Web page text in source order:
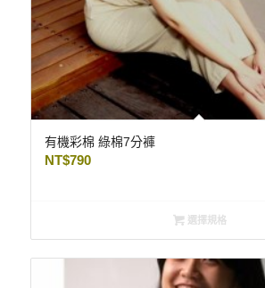
有機彩棉 綠棉7分褲
NT$790
選擇規格